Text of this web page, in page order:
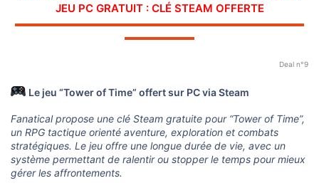
JEU PC GRATUIT : CLÉ STEAM OFFERTE
▬▬▬▬▬▬▬▬▬▬▬▬▬▬▬▬▬▬▬▬▬▬▬▬▬▬▬▬▬
▬▬▬▬▬▬▬
Deal n°9
Le jeu “Tower of Time” offert sur PC via Steam
Fanatical propose une clé Steam gratuite pour “Tower of Time”,
un RPG tactique orienté aventure, exploration et combats
stratégiques. Le jeu offre une longue durée de vie, avec un
système permettant de ralentir ou stopper le temps pour mieux
gérer les affrontements.